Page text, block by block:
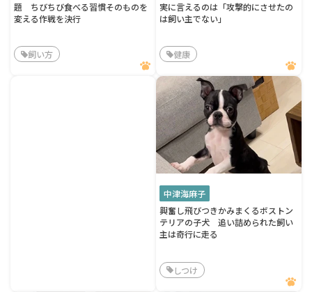
題 ちびちび食べる習慣そのものを
変える作戦を決行
飼い方
実に言えるのは「攻撃的にさせたの
は飼い主でない」
健康
中津海麻子
興奮し飛びつきかみまくるボストン
テリアの子犬 追い詰められた飼い
主は奇行に走る
しつけ